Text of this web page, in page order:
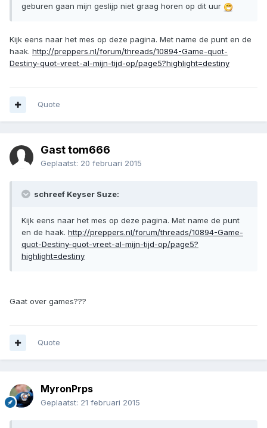
geburen gaan mijn geslijp niet graag horen op dit uur
Kijk eens naar het mes op deze pagina. Met name de punt en de
haak. http://preppers.nl/forum/threads/10894-Game-quot-
Destiny-quot-vreet-al-mijn-tijd-op/page5?highlight=destiny
Quote
Gast tom666
Geplaatst: 20 februari 2015
schreef Keyser Suze:
Kijk eens naar het mes op deze pagina. Met name de punt
en de haak. http://preppers.nl/forum/threads/10894-Game-
quot-Destiny-quot-vreet-al-mijn-tijd-op/page5?
highlight=destiny
Gaat over games???
Quote
MyronPrps
Geplaatst: 21 februari 2015